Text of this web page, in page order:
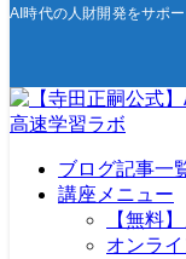
AI時代の人財開発をサポ
ブログ記事一
講座メニュー
【無料
オンラ